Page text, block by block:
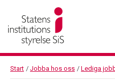
Start / Jobba hos oss / Lediga